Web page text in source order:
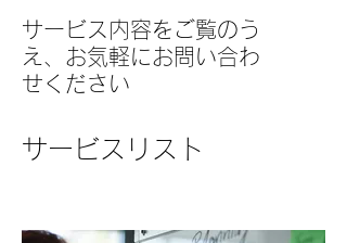
サービス内容をご覧のう
え、お気軽にお問い合わ
せください
サービスリスト